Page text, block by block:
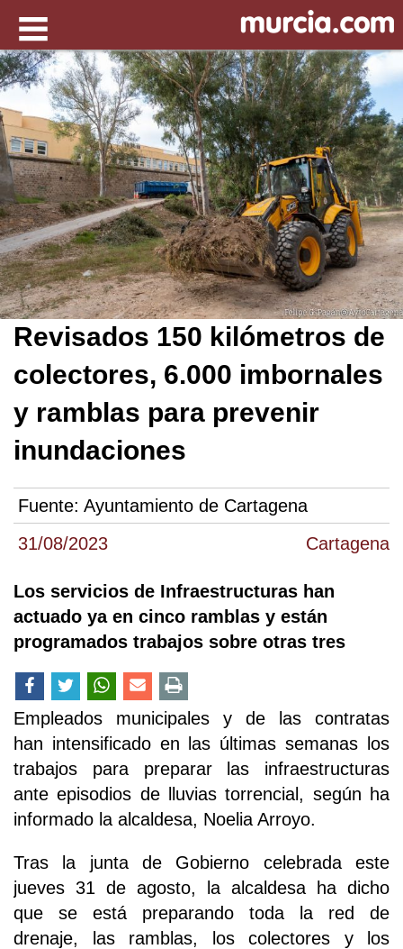
31/08/2023 Cartagena
Revisados 150 kilómetros de
colectores, 6.000 imbornales
y ramblas para prevenir
inundaciones
Fuente: Ayuntamiento de Cartagena
Los servicios de Infraestructuras han
actuado ya en cinco ramblas y están
programados trabajos sobre otras tres
Empleados municipales y de las contratas
han intensificado en las últimas semanas los
trabajos para preparar las infraestructuras
ante episodios de lluvias torrencial, según ha
informado la alcaldesa, Noelia Arroyo.
Tras la junta de Gobierno celebrada este
jueves 31 de agosto, la alcaldesa ha dicho
que se está preparando toda la red de
drenaje, las ramblas, los colectores y los